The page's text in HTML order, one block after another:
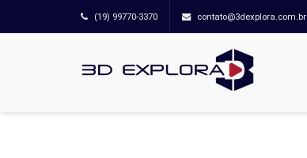
(19) 99770-3370 contato@3dexplora.com.br